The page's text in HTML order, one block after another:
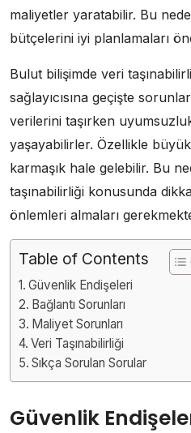
maliyetler yaratabilir. Bu
bütçelerini iyi planlamaları
Bulut bilişimde veri
sağlayıcısına geçişte
verilerini taşırken
yaşayabilirler. Özellikle
karmaşık hale gelebilir. Bu
taşınabilirliği konusunda
önlemleri almaları
Table of Contents
Güvenlik Endişeleri
Bağlantı Sorunları
Maliyet Sorunları
Veri Taşınabilirliği
Sıkça Sorulan Sorular
Güvenlik